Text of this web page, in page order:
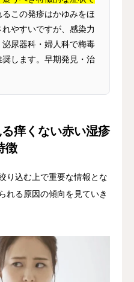
この発疹はかゆみをほ
やすいですが、感染力
尿器科・婦人科で梅毒
します。早期発見・治
痒くない赤い湿疹
徴
り込む上で重要な情報とな
れる原因の傾向を見ていき